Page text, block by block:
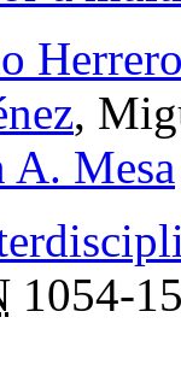
,
A. Mesa
1054-